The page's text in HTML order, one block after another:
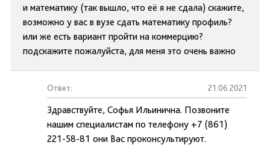
и математику (так вышло, что её я не сдала) скажите,
возможно у вас в вузе сдать математику профиль?
или же есть вариант пройти на коммерцию?
подскажите пожалуйста, для меня это очень важно
Ответ: 21.06.2021
Здравствуйте, Софья Ильинична. Позвоните
нашим специалистам по телефону +7 (861)
221-58-81 они Вас проконсультируют.